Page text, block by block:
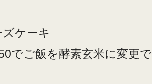
ズケーキ
でご飯を酵素玄米に変更